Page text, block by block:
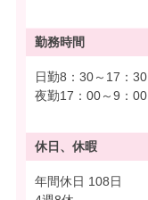
勤務時間
日勤8：30～17：30
夜勤17：00～9：00
休日、休暇
年間休日 108日